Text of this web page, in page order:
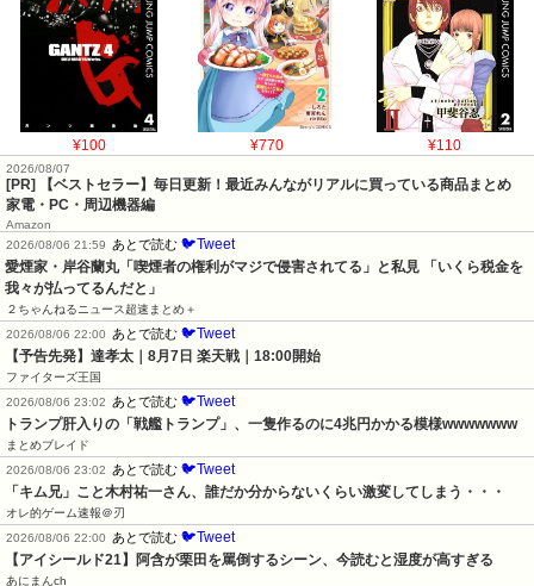
¥100 ¥770 ¥110
2026/08/07
[PR] 【ベストセラー】毎日更新！最近みんながリアルに買っている商品まとめ
家電・PC・周辺機器編
Amazon
2026/08/06 21:59 あとで読む 🐦Tweet
愛煙家・岸谷蘭丸「喫煙者の権利がマジで侵害されてる」と私見 「いくら税金を
我々が払ってるんだと」
２ちゃんねるニュース超速まとめ＋
2026/08/06 22:00 あとで読む 🐦Tweet
【予告先発】達孝太｜8月7日 楽天戦｜18:00開始
ファイターズ王国
2026/08/06 23:02 あとで読む 🐦Tweet
トランプ肝入りの「戦艦トランプ」、一隻作るのに4兆円かかる模様wwwwwww
まとめブレイド
2026/08/06 23:02 あとで読む 🐦Tweet
「キム兄」こと木村祐一さん、誰だか分からないくらい激変してしまう・・・
オレ的ゲーム速報＠刃
2026/08/06 22:00 あとで読む 🐦Tweet
【アイシールド21】阿含が栗田を罵倒するシーン、今読むと湿度が高すぎる
あにまんch